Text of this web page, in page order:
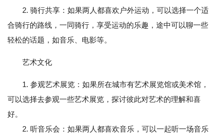
2. 骑行共享：如果两人都喜欢户外运动，可以选择一个适
合骑行的路线，一同骑行，享受运动的乐趣，途中可以聊一些
轻松的话题，如音乐、电影等。
艺术文化
1. 参观艺术展览：如果所在城市有艺术展览馆或美术馆，
可以选择去参观一些艺术展览，探讨彼此对艺术的理解和喜
好。
2. 听音乐会：如果两人都喜欢音乐，可以一起听一场音乐